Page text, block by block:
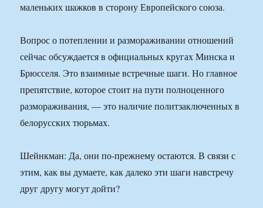
маленьких шажков в сторону Европейского союза.
Вопрос о потеплении и размораживании отношений
сейчас обсуждается в официальных кругах Минска и
Брюсселя. Это взаимные встречные шаги. Но главное
препятствие, которое стоит на пути полноценного
размораживания, — это наличие политзаключенных в
белорусских тюрьмах.
Шейнкман: Да, они по-прежнему остаются. В связи с
этим, как вы думаете, как далеко эти шаги навстречу
друг другу могут дойти?